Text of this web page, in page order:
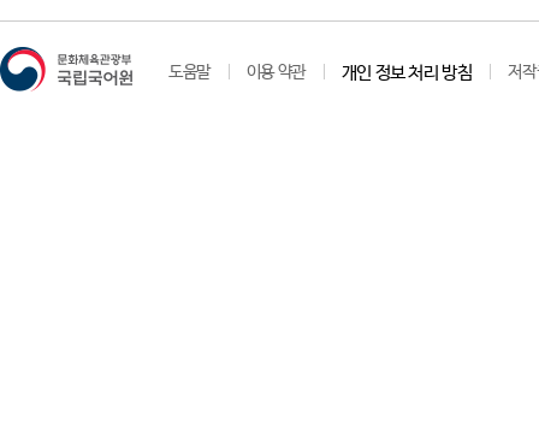
도움말 이용 약관 개인 정보 처리 방침 저